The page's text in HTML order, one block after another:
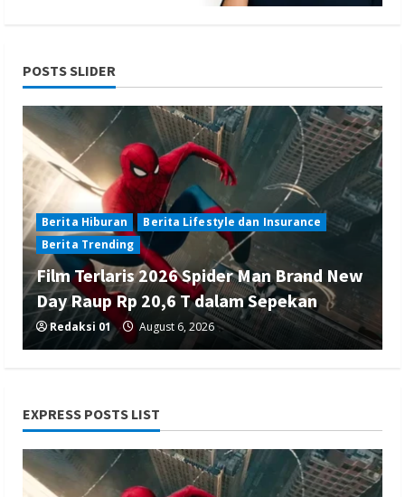
POSTS SLIDER
Berita Hiburan
Berita Lifestyle dan Insurance
Berita Trending
Film Terlaris 2026 Spider Man Brand New
Day Raup Rp 20,6 T dalam Sepekan
Redaksi 01 August 6, 2026
Berita Ekonomi dan Bisnis
Berita Nasional
Berita Terbaru
EXPRESS POSTS LIST